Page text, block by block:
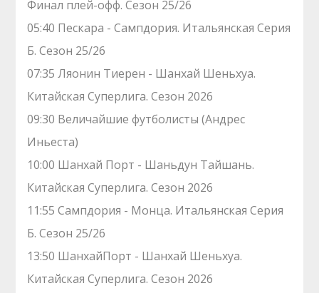
Финал плей-офф. Сезон 25/26
05:40 Пескара - Сампдория. Итальянская Серия
Б. Сезон 25/26
07:35 Ляонин Тиерен - Шанхай Шеньхуа.
Китайская Суперлига. Сезон 2026
09:30 Величайшие футболисты (Андрес
Иньеста)
10:00 Шанхай Порт - Шаньдун Тайшань.
Китайская Суперлига. Сезон 2026
11:55 Сампдория - Монца. Итальянская Серия
Б. Сезон 25/26
13:50 ШанхайПорт - Шанхай Шеньхуа.
Китайская Суперлига. Сезон 2026